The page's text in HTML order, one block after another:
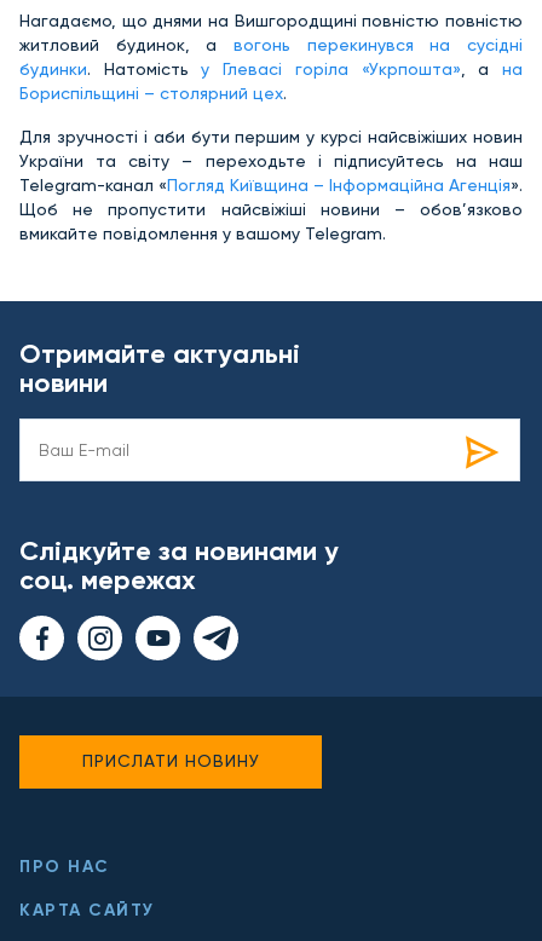
Нагадаємо, що днями на Вишгородщині повністю повністю
житловий будинок, а вогонь перекинувся на сусідні
будинки. Натомість у Глевасі горіла «Укрпошта» , ана
Бориспільщині – столярний цех.
Для зручності і аби бути першим у курсі найсвіжіших новин
України та світу – переходьте і підписуйтесь на наш
Telegram-канал «Погляд Київщина – Інформаційна Агенція».
Щоб не пропустити найсвіжіші новини – обов’язково
вмикайте повідомлення у вашому Telegram.
Отримайте актуальні
новини
Слідкуйте за новинами у
соц. мережах
ПРО НАС
КАРТА САЙТУ
ПРИСЛАТИ НОВИНУ